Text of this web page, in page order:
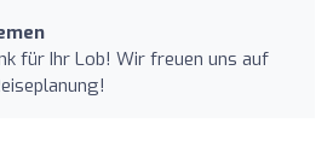
für Ihr Lob! Wir freuen uns auf